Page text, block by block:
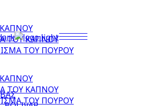
ΤΟΥ ΚΑΠΝΟΥ
ΤΟΥ ΠΟΥΡΟΥ
ΤΟΥ ΚΑΠΝΟΥ
ΤΟΥ ΠΟΥΡΟΥ